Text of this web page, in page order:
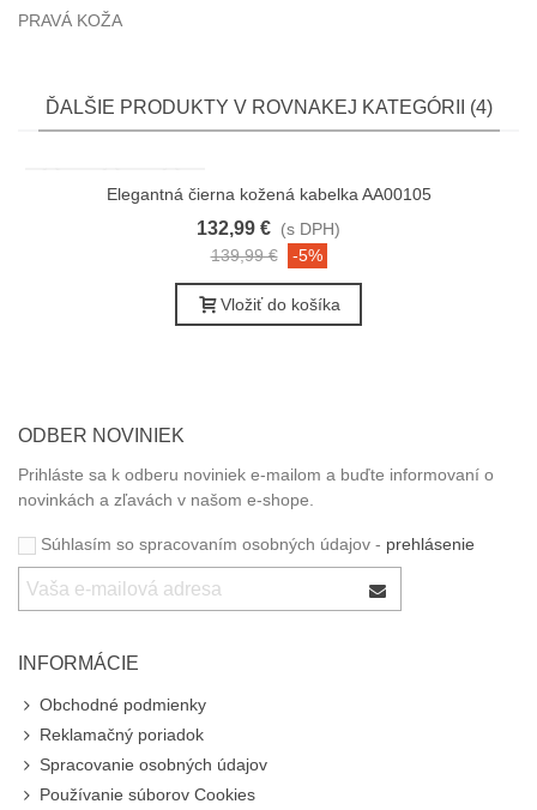
PRAVÁ KOŽA
ĎALŠIE PRODUKTY V ROVNAKEJ KATEGÓRII (4)
Elegantná čierna kožená kabelka AA00105
132,99 € (s DPH)
139,99 €
-5%
Vložiť do košíka
ODBER NOVINIEK
Prihláste sa k odberu noviniek e-mailom a buďte informovaní o
novinkách a zľavách v našom e-shope.
Súhlasím so spracovaním osobných údajov - prehlásenie
INFORMÁCIE
Obchodné podmienky
Reklamačný poriadok
Spracovanie osobných údajov
Používanie súborov Cookies